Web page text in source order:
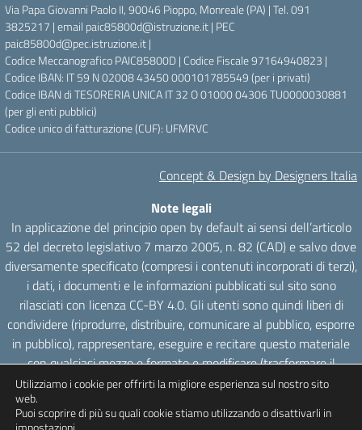
Via Papa Giovanni Paolo II, 90046 Pioppo, Monreale (PA) | Tel. 091
3825217 | email paic85800d@istruzione.it | PEC
paic85800d@pec.istruzione.it |
Codice Meccanografico PAIC85800D | Codice Fiscale 97164940823 |
Codice IBAN: IT 59 N 02008 43450 000101785549 (per i privati)
Codice IBAN di TESORERIA UNICA IT 32 O 01000 04306 TU0000030881
(per gli enti pubblici)
Codice unico di fatturazione (CUF): UFMRVC
Concept & Design by Designers Italia
Note legali
In applicazione del principio open by default ai sensi dell’articolo
52 del decreto legislativo 7 marzo 2005, n. 82 (CAD) e salvo dove
diversamente specificato (compresi i contenuti incorporati di terzi),
i dati, i documenti e le informazioni pubblicati sul sito sono
rilasciati con licenza CC-BY 4.0. Gli utenti sono quindi liberi di
condividere (riprodurre, distribuire, comunicare al pubblico, esporre
in pubblico), rappresentare, eseguire e recitare questo materiale
con qualsiasi mezzo e formato e modificare (trasformare il
materiale e utilizzarlo per opere derivate) per qualsiasi fine, anche
commerciale con il solo onere di attribuzione, senza apporre
restrizioni aggiuntive.
Utilizziamo i cookie per offrirti la migliore esperienza sul nostro sito
web.
Puoi scoprire di più su quali cookie stiamo utilizzando o disattivarli in